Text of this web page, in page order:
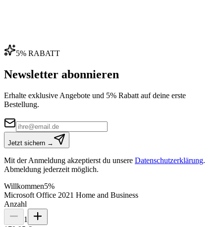
5% RABATT
Newsletter abonnieren
Erhalte exklusive Angebote und 5% Rabatt auf deine erste
Bestellung.
Jetzt sichern →
Mit der Anmeldung akzeptierst du unsere Datenschutzerklärung.
Abmeldung jederzeit möglich.
Willkommen5%
Microsoft Office 2021 Home and Business
Anzahl
1